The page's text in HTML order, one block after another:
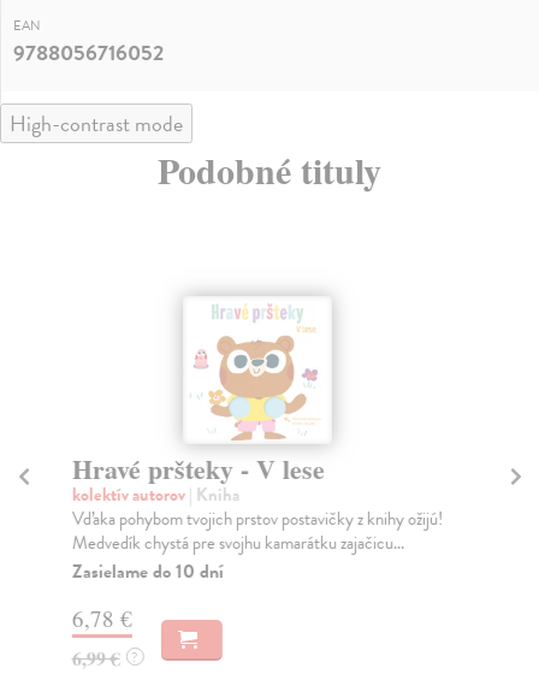
EAN
9788056716052
High-contrast mode
Podobné tituly
Hravé pršteky - V lese
kolektív autorov| Kniha
Vďaka pohybom tvojich prstov postavičky z knihy ožijú!
Medvedík chystá pre svojhu kamarátku zajačicu...
Zasielame do 10 dní
6,78 €
6,99 € ?